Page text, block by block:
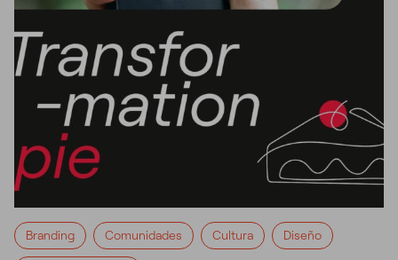
Branding Comunidades Cultura Diseño